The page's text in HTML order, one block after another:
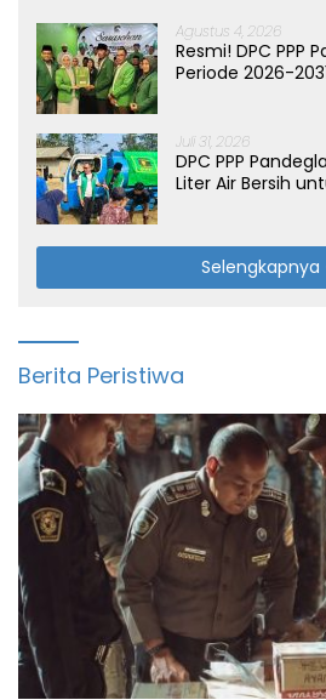
Agustus 4, 2026
Resmi! DPC PPP
Periode 2026-
Juli 31, 2026
DPC PPP
Liter Air Bersih
Selengkapnya
Berita Peristiwa